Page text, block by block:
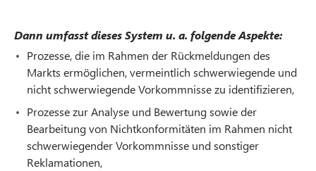
Dann umfasst dieses System u. a. folgende Aspekte:
Prozesse, die im Rahmen der Rückmeldungen des
Markts ermöglichen, vermeintlich schwerwiegende und
nicht schwerwiegende Vorkommnisse zu identifizieren,
Prozesse zur Analyse und Bewertung sowie der
Bearbeitung von Nichtkonformitäten im Rahmen nicht
schwerwiegender Vorkommnisse und sonstiger
Reklamationen,